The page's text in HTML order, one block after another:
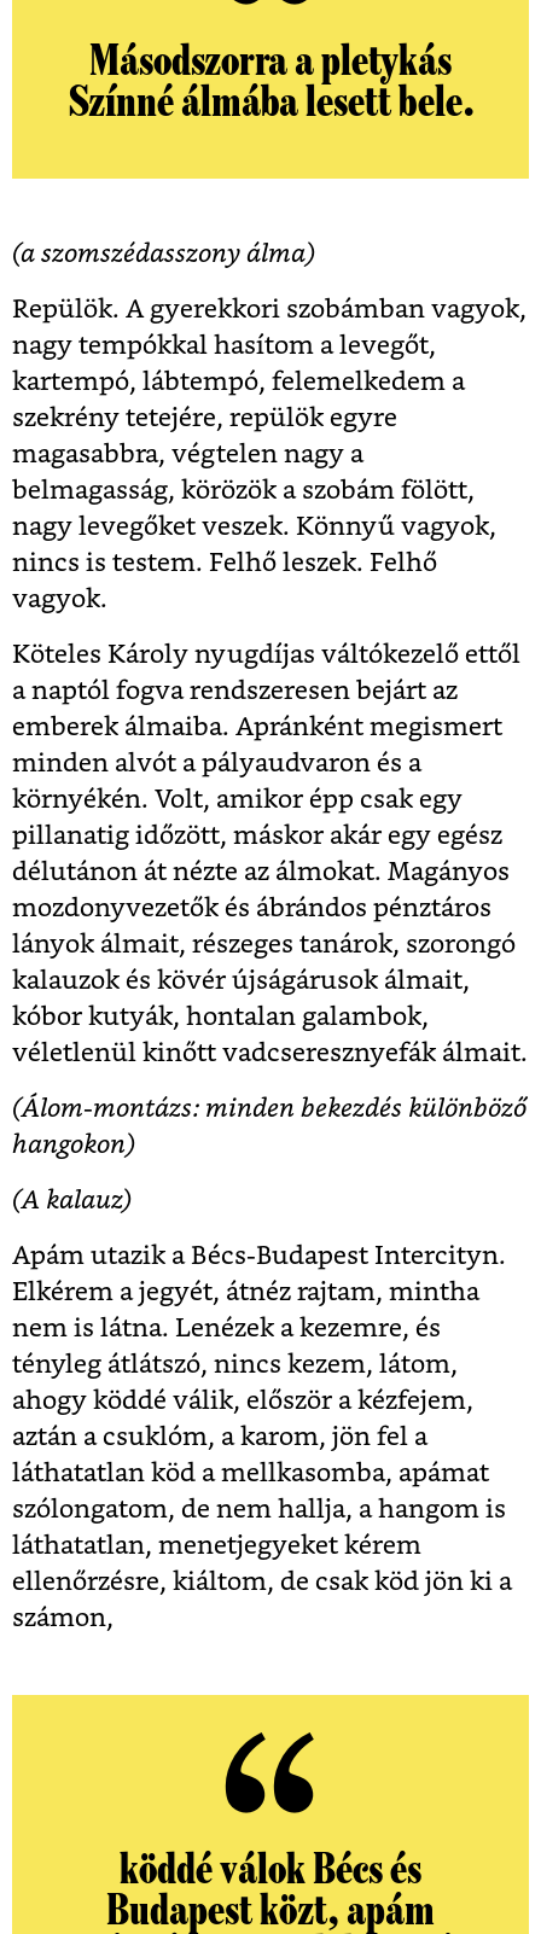
Másodszorra a pletykás
Színné álmába lesett bele.
(a szomszédasszony álma)
Repülök. A gyerekkori szobámban vagyok,
nagy tempókkal hasítom a levegőt,
kartempó, lábtempó, felemelkedem a
szekrény tetejére, repülök egyre
magasabbra, végtelen nagy a
belmagasság, körözök a szobám fölött,
nagy levegőket veszek. Könnyű vagyok,
nincs is testem. Felhő leszek. Felhő
vagyok.
Köteles Károly nyugdíjas váltókezelő ettől
a naptól fogva rendszeresen bejárt az
emberek álmaiba. Apránként megismert
minden alvót a pályaudvaron és a
környékén. Volt, amikor épp csak egy
pillanatig időzött, máskor akár egy egész
délutánon át nézte az álmokat. Magányos
mozdonyvezetők és ábrándos pénztáros
lányok álmait, részeges tanárok, szorongó
kalauzok és kövér újságárusok álmait,
kóbor kutyák, hontalan galambok,
véletlenül kinőtt vadcseresznyefák álmait.
(Álom-montázs: minden bekezdés különböző
hangokon)
(A kalauz)
Apám utazik a Bécs-Budapest Intercityn.
Elkérem a jegyét, átnéz rajtam, mintha
nem is látna. Lenézek a kezemre, és
tényleg átlátszó, nincs kezem, látom,
ahogy köddé válik, először a kézfejem,
aztán a csuklóm, a karom, jön fel a
láthatatlan köd a mellkasomba, apámat
szólongatom, de nem hallja, a hangom is
láthatatlan, menetjegyeket kérem
ellenőrzésre, kiáltom, de csak köd jön ki a
számon,
köddé válok Bécs és
Budapest közt, apám